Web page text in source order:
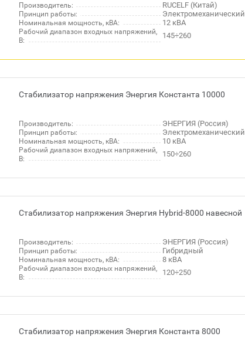
Производитель: RUCELF (Китай)
Принцип работы: Электромеханический
Номинальная мощность, кВА: 12 кВА
Рабочий диапазон входных напряжений,
В:
145÷260
Стабилизатор напряжения Энергия Константа 10000
Производитель: ЭНЕРГИЯ (Россия)
Принцип работы: Электромеханический
Номинальная мощность, кВА: 10 кВА
Рабочий диапазон входных напряжений,
В:
150÷260
Стабилизатор напряжения Энергия Hybrid-8000 навесной
Производитель: ЭНЕРГИЯ (Россия)
Принцип работы: Гибридный
Номинальная мощность, кВА: 8 кВА
Рабочий диапазон входных напряжений,
В:
120÷250
Стабилизатор напряжения Энергия Константа 8000